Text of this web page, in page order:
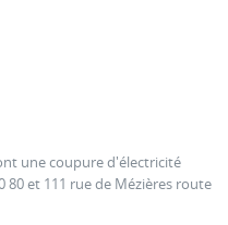
une coupure d'électricité
80 et 111 rue de Mézières route